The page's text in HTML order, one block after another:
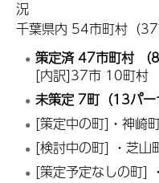
況
千葉県内 54市町村（37
策定済 47市町村 （
[内訳]37市 10町村
未策定 7町（13パー
[策定中の町]・神崎
[検討中の町] ・芝山
[策定予定なしの町]